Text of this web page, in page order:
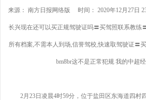
来源： 南方日报网络版 时间： 2020年12月27日
长兴现在还可以买正规驾驶证吗〓买驾照联系教练
所有档案,不需本人到场,信誉驾校,快速取驾驶证〓买
bm8br这不是正常犯规 我的中超
2月23日凌晨4时59分，位于盐田区东海道四村